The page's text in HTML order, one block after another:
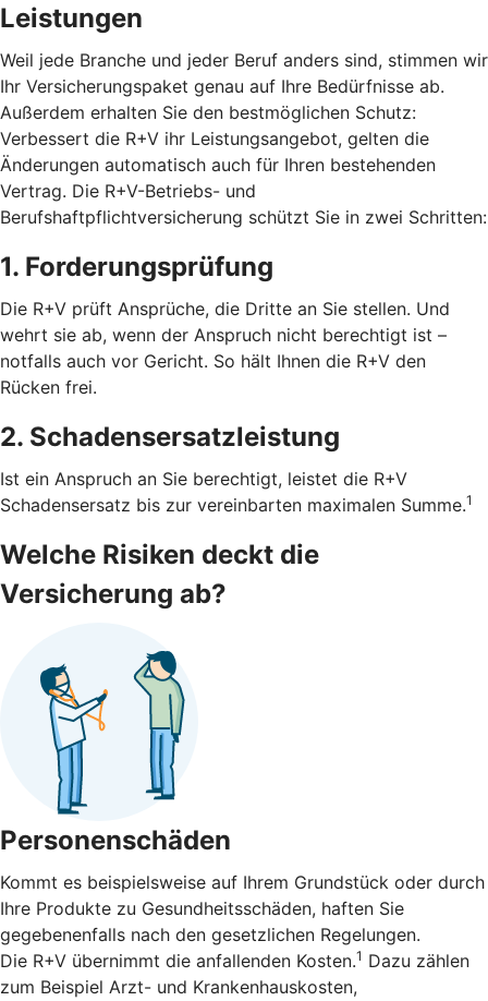
Leistungen
Weil jede Branche und jeder Beruf anders sind, stimmen wir
Ihr Versicherungspaket genau auf Ihre Bedürfnisse ab.
Außerdem erhalten Sie den bestmöglichen Schutz:
Verbessert die R+V ihr Leistungsangebot, gelten die
Änderungen automatisch auch für Ihren bestehenden
Vertrag. Die R+V-Betriebs- und
Berufshaftpflichtversicherung schützt Sie in zwei Schritten:
1. Forderungsprüfung
Die R+V prüft Ansprüche, die Dritte an Sie stellen. Und
wehrt sie ab, wenn der Anspruch nicht berechtigt ist –
notfalls auch vor Gericht. So hält Ihnen die R+V den
Rücken frei.
2. Schadensersatzleistung
Ist ein Anspruch an Sie berechtigt, leistet die R+V
Schadensersatz bis zur vereinbarten maximalen Summe.1
Welche Risiken deckt die
Versicherung ab?
Personenschäden
Kommt es beispielsweise auf Ihrem Grundstück oder durch
Ihre Produkte zu Gesundheitsschäden, haften Sie
gegebenenfalls nach den gesetzlichen Regelungen.
Die R+V übernimmt die anfallenden Kosten.1 Dazu zählen
zum Beispiel Arzt- und Krankenhauskosten,